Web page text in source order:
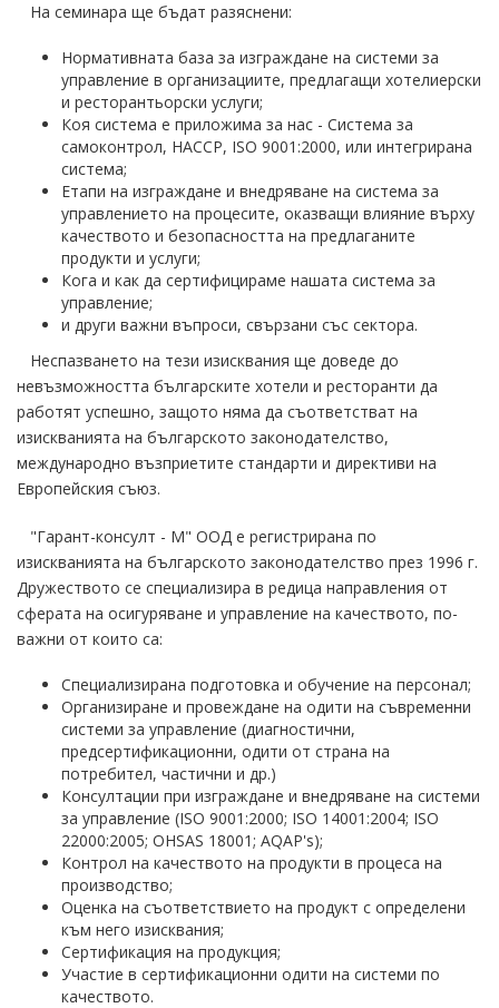
На семинара ще бъдат разяснени:
Нормативната база за изграждане на системи за
управление в организациите, предлагащи хотелиерски
и ресторантьорски услуги;
Коя система е приложима за нас - Система за
самоконтрол, HACCP, ISO 9001:2000, или интегрирана
система;
Етапи на изграждане и внедряване на система за
управлението на процесите, оказващи влияние върху
качеството и безопасността на предлаганите
продукти и услуги;
Кога и как да сертифицираме нашата система за
управление;
и други важни въпроси, свързани със сектора.
Неспазването на тези изисквания ще доведе до
невъзможността българските хотели и ресторанти да
работят успешно, защото няма да съответстват на
изискванията на българското законодателство,
международно възприетите стандарти и директиви на
Европейския съюз.
"Гарант-консулт - М" ООД е регистрирана по
изискванията на българското законодателство през 1996 г.
Дружеството се специализира в редица направления от
сферата на осигуряване и управление на качеството, по-
важни от които са:
Специализирана подготовка и обучение на персонал;
Организиране и провеждане на одити на съвременни
системи за управление (диагностични,
предсертификационни, одити от страна на
потребител, частични и др.)
Консултации при изграждане и внедряване на системи
за управление (ISO 9001:2000; ISO 14001:2004; ISO
22000:2005; OHSAS 18001; AQAP's);
Контрол на качеството на продукти в процеса на
производство;
Оценка на съответствието на продукт с определени
към него изисквания;
Сертификация на продукция;
Участие в сертификационни одити на системи по
качеството.